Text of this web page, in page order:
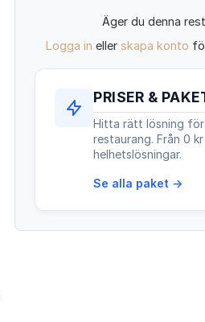
Äger du denna
Logga in eller skapa konto
PRISER &
Hitta rätt lösning för
restaurang. Från 0
helhetslösningar.
Se alla paket →